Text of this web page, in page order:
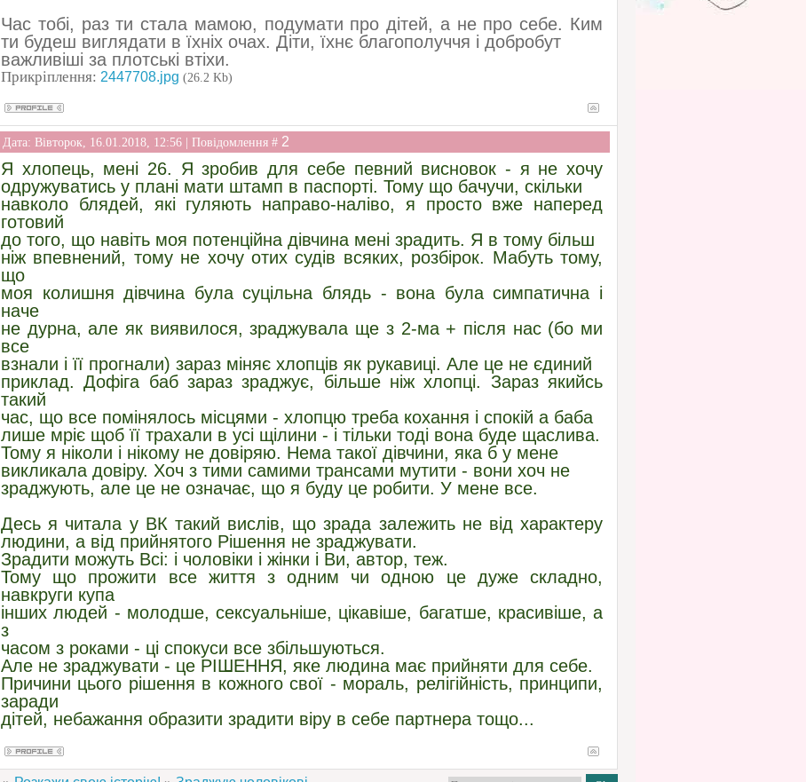
Час тобі, раз ти стала мамою, подумати про дітей, а не про себе. Ким
ти будеш виглядати в їхніх очах. Діти, їхнє благополуччя і добробут
важливіші за плотські втіхи.
Прикріплення: 2447708.jpg (26.2 Kb)
Дата: Вівторок, 16.01.2018, 12:56 | Повідомлення # 2
Я хлопець, мені 26. Я зробив для себе певний висновок - я не хочу
одружуватись у плані мати штамп в паспорті. Тому що бачучи, скільки
навколо блядей, які гуляють направо-наліво, я просто вже наперед
готовий
до того, що навіть моя потенційна дівчина мені зрадить. Я в тому більш
ніж впевнений, тому не хочу отих судів всяких, розбірок. Мабуть тому,
що
моя колишня дівчина була суцільна блядь - вона була симпатична і
наче
не дурна, але як виявилося, зраджувала ще з 2-ма + після нас (бо ми
все
взнали і її прогнали) зараз міняє хлопців як рукавиці. Але це не єдиний
приклад. Дофіга баб зараз зраджує, більше ніж хлопці. Зараз якийсь
такий
час, що все помінялось місцями - хлопцю треба кохання і спокій а баба
лише мріє щоб її трахали в усі щілини - і тільки тоді вона буде щаслива.
Тому я ніколи і нікому не довіряю. Нема такої дівчини, яка б у мене
викликала довіру. Хоч з тими самими трансами мутити - вони хоч не
зраджують, але це не означає, що я буду це робити. У мене все.
Десь я читала у ВК такий вислів, що зрада залежить не від характеру
людини, а від прийнятого Рішення не зраджувати.
Зрадити можуть Всі: і чоловіки і жінки і Ви, автор, теж.
Тому що прожити все життя з одним чи одною це дуже складно,
навкруги купа
інших людей - молодше, сексуальніше, цікавіше, багатше, красивіше, а
з
часом з роками - ці спокуси все збільшуються.
Але не зраджувати - це РІШЕННЯ, яке людина має прийняти для себе.
Причини цього рішення в кожного свої - мораль, релігійність, принципи,
заради
дітей, небажання образити зрадити віру в себе партнера тощо...